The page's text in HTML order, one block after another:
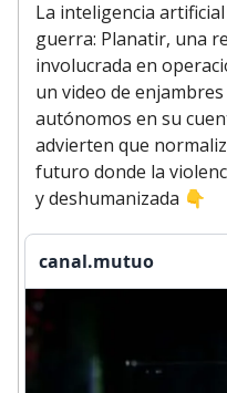
La inteligencia
guerra: Planatir, una
involucrada en
un video de
autónomos en su
advierten que
futuro donde la
y deshumanizada 👇
canal.mutuo